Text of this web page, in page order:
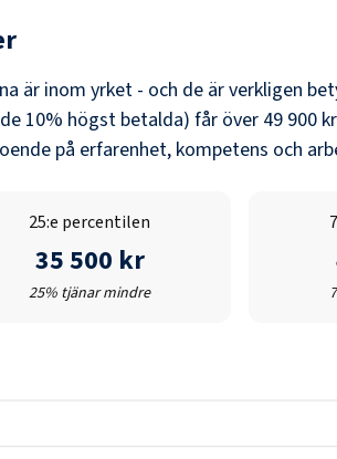
är inom yrket - och de är verkligen
10% högst betalda) får över 49 900 kr
på erfarenhet, kompetens och
25:e percentilen
35 500 kr
25% tjänar mindre